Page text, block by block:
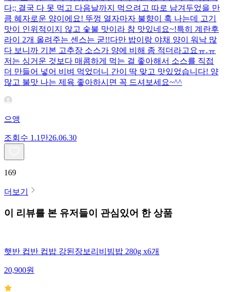
다;; 결국 다 못 먹고 다음날까지 먹으려고 따로 남겨두었을 만
큼 혜자로운 양이에요! 뚜껑 열자마자 불향이 훅 나는데 고기
맛이 인위적이지 않고 숯불 맛이라 참 맛있네요~!특히 계란후
라이 2개 올려주는 센스는 굳!! ​다만 밥이랑 야채 양이 워낙 많
다 보니까 기본 고추장 소스가 양에 비해 좀 적더라고요ㅠ.ㅠ
저는 싱거운 것보다 매콤하게 먹는 걸 좋아해서 소스를 직접
더 만들어 넣어 비벼 먹었더니 간이 딱 맞고 맛있었습니다! 양
많고 불맛 나는 제육 좋아하시면 꼭 드셔보세요~^^
으앵
조회수 1.1만26.06.30
169
더보기
이 리뷰를 본 유저들이 관심있어 한 상품
햇반 컵반 컵밥 강된장보리비빔밥 280g x6개
20,900원